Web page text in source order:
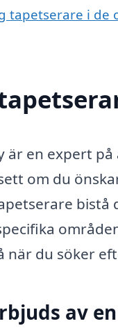
tapetserare i de
är en expert
om du
bistå
när du söker
av